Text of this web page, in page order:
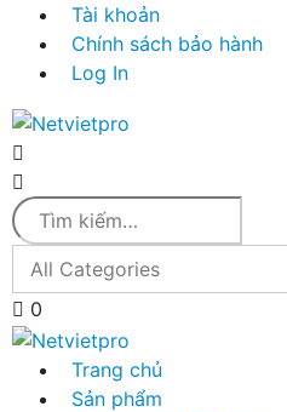
Tài khoản
Chính sách bảo hành
Log In
0
Trang chủ
Sản phẩm